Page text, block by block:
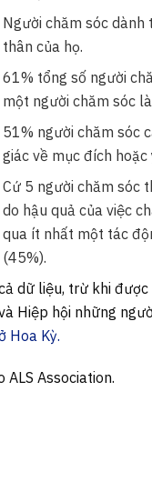
Người chăm sóc
thân của họ.
61% tổng số người
một người chăm sóc
51% người chăm sóc
giác về mục đích hoặc
Cứ 5 người chăm sóc
do hậu quả của việc
qua ít nhất một tác
(45%).
dữ liệu, trừ khi được
Hiệp hội những
Hoa Kỳ.
ALS Association.